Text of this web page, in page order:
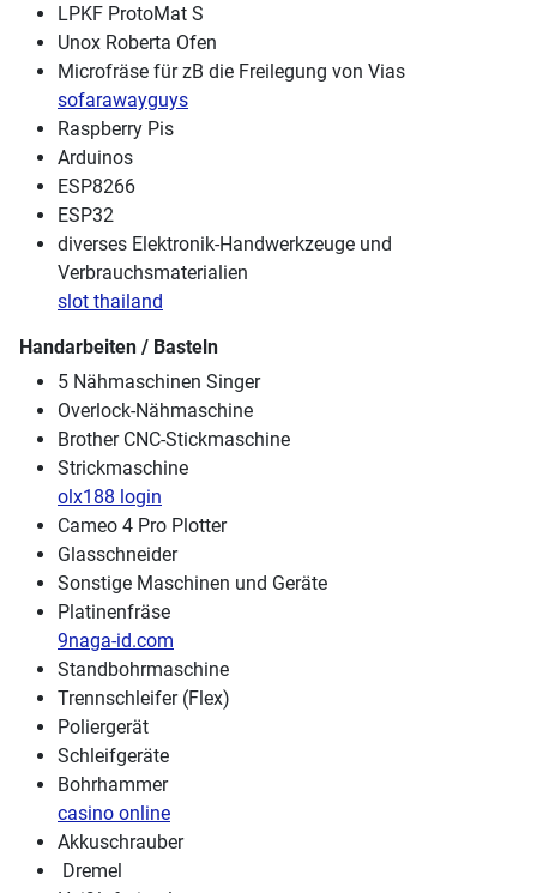
LPKF ProtoMat S
Unox Roberta Ofen
Microfräse für zB die Freilegung von Vias
sofarawayguys
Raspberry Pis
Arduinos
ESP8266
ESP32
diverses Elektronik-Handwerkzeuge und
Verbrauchsmaterialien
slot thailand
Handarbeiten / Basteln
5 Nähmaschinen Singer
Overlock-Nähmaschine
Brother CNC-Stickmaschine
Strickmaschine
olx188 login
Cameo 4 Pro Plotter
Glasschneider
Sonstige Maschinen und Geräte
Platinenfräse
9naga-id.com
Standbohrmaschine
Trennschleifer (Flex)
Poliergerät
Schleifgeräte
Bohrhammer
casino online
Akkuschrauber
Dremel